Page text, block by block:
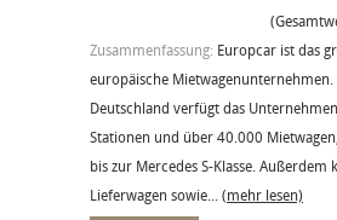
Zusammenfassung: Europcar ist das
europäische Mietwagenunternehmen.
Deutschland verfügt das
Stationen und über 40.000
bis zur Mercedes S-Klasse. Außerdem
Lieferwagen sowie... (mehr lesen)